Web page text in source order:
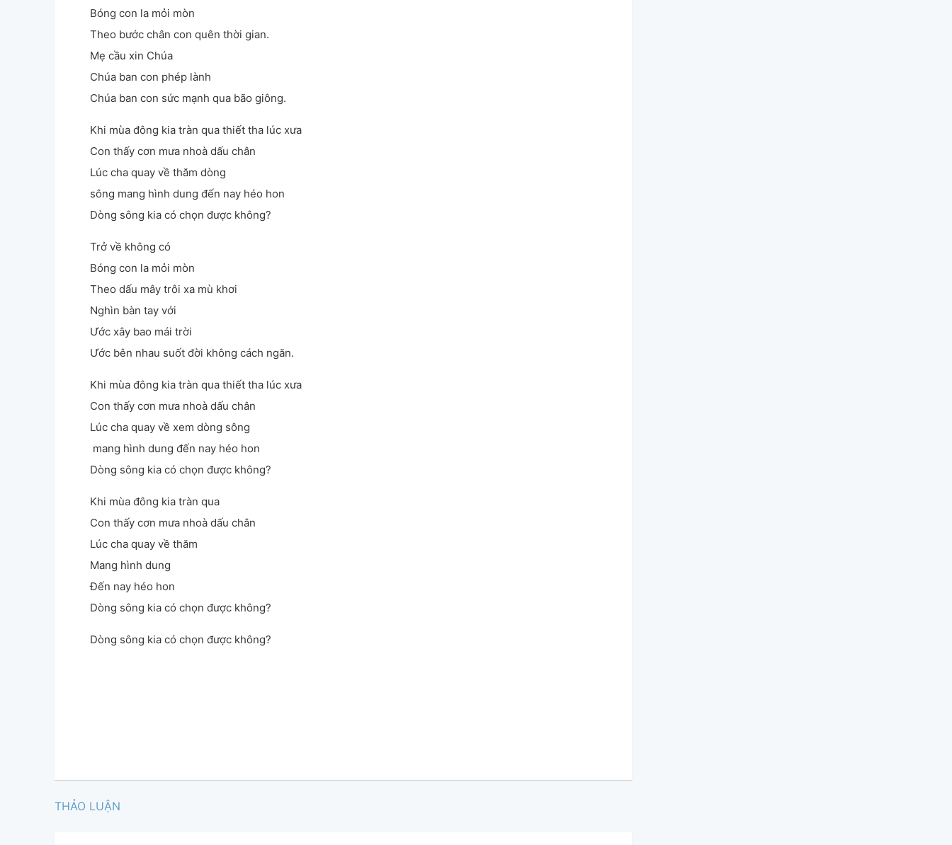
Bóng con la mỏi mòn
Theo bước chân con quên thời gian.
Mẹ cầu xin Chúa
Chúa ban con phép lành
Chúa ban con sức mạnh qua bão giông.
Khi mùa đông kia tràn qua thiết tha lúc xưa
Con thấy cơn mưa nhoà dấu chân
Lúc cha quay về thăm dòng
sông mang hình dung đến nay héo hon
Dòng sông kia có chọn được không?
Trở về không có
Bóng con la mỏi mòn
Theo dấu mây trôi xa mù khơi
Nghìn bàn tay với
Ước xây bao mái trời
Ước bên nhau suốt đời không cách ngăn.
Khi mùa đông kia tràn qua thiết tha lúc xưa
Con thấy cơn mưa nhoà dấu chân
Lúc cha quay về xem dòng sông
mang hình dung đến nay héo hon
Dòng sông kia có chọn được không?
Khi mùa đông kia tràn qua
Con thấy cơn mưa nhoà dấu chân
Lúc cha quay về thăm
Mang hình dung
Đến nay héo hon
Dòng sông kia có chọn được không?
Dòng sông kia có chọn được không?
THẢO LUẬN